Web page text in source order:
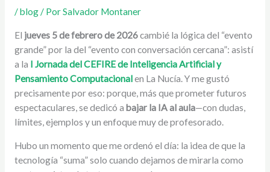
/blog/ PorSalvador Montaner
El jueves 5 de febrero de 2026cambié la lógica del “evento
grande” por la del “evento con conversación cercana”: asistí
a la I Jornada del CEFIRE de Inteligencia Artificial y
Pensamiento Computacionalen La Nucía. Y me gustó
precisamente por eso: porque, más que prometer futuros
espectaculares, se dedicó a bajar la IA al aula—con dudas,
límites, ejemplos y un enfoque muy de profesorado.
Hubo un momento que me ordenó el día: la idea de que la
tecnología “suma” solo cuando dejamos de mirarla como